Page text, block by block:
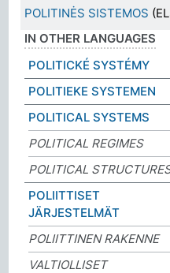
POLITINĖS SISTEMOS
IN OTHER LANGUAGES
POLITICKÉ SYSTÉMY
POLITIEKE SYSTEMEN
POLITICAL SYSTEMS
POLITICAL REGIMES
POLITICAL
POLIITTISET
JÄRJESTELMÄT
POLIITTINEN RAKENNE
VALTIOLLISET